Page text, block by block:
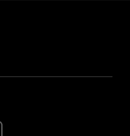
(opens in a new tab)